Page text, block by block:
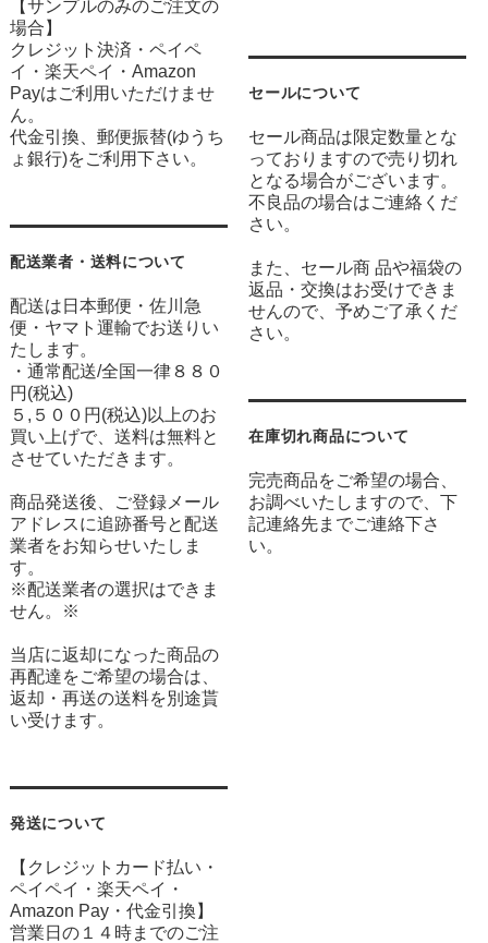
【サンプルのみのご注文の
場合】
クレジット決済・ペイペ
イ・楽天ペイ・Amazon
Payはご利用いただけませ
ん。
代金引換、郵便振替(ゆうち
ょ銀行)をご利用下さい。
配送業者・送料について
配送は日本郵便・佐川急
便・ヤマト運輸でお送りい
たします。
・通常配送/全国一律８８０
円(税込)
５,５００円(税込)以上のお
買い上げで、送料は無料と
させていただきます。
商品発送後、ご登録メール
アドレスに追跡番号と配送
業者をお知らせいたしま
す。
※配送業者の選択はできま
せん。※
当店に返却になった商品の
再配達をご希望の場合は、
返却・再送の送料を別途貰
い受けます。
発送について
【クレジットカード払い・
ペイペイ・楽天ペイ・
Amazon Pay・ 代金引換】
営業日の１４時までのご注
セールについて
セール商品は限定数量とな
っておりますので売り切れ
となる場合がございます。
不良品の場合はご連絡くだ
さい。
また、セール商 品や福袋の
返品・交換はお受けできま
せんので、予めご了承くだ
さい。
在庫切れ商品について
完売商品をご希望の場合、
お調べいたしますので、下
記連絡先までご連絡下さ
い。